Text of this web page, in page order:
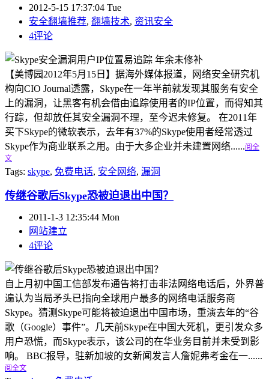
2012-5-15 17:37:04 Tue
安全翻墙推荐, 翻墙技术, 资讯安全
4评论
【美博园2012年5月15日】据海外媒体报道，网络安全研究机
构向CIO Journal透露，Skype在一年半前就发现其服务有安全
上的漏洞，让黑客有机会借由追踪使用者的IP位置，而得知其
行踪，但却放任其安全漏洞不理，至今迟未修复。 在2011年
买下Skype的微软表示，去年有37%的Skype使用者经常透过
Skype作为商业联系之用。由于大多企业并未建置网络......阅全
文
Tags: skype, 免费电话, 安全网络, 漏洞
传继谷歌后Skype恐被迫退出中国？
2011-1-3 12:35:44 Mon
网站建立
4评论
自上月初中国工信部发布通告将打击非法网络电话后，外界普
遍认为当局矛头已指向全球用户最多的网络电话服务商
Skype。猜测Skype可能将被迫退出中国市场，重演去年的“谷
歌（Google）事件”。几天前Skype在中国大死机，更引发众多
用户恐慌，而Skype表示，该公司的在华业务目前并未受到影
响。 BBC报导，驻新加坡的女新闻发言人詹妮弗考金在一......
阅全文